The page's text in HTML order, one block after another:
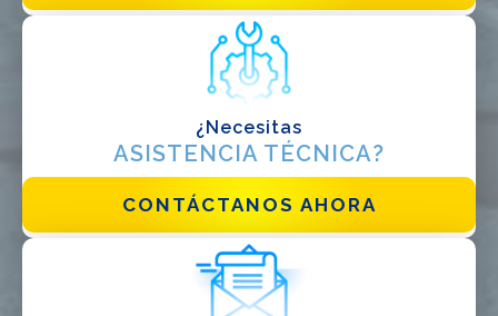
¿Necesitas
ASISTENCIA TÉCNICA?
CONTÁCTANOS AHORA